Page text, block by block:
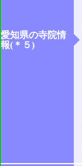
愛知県の寺院情
報(＊５)